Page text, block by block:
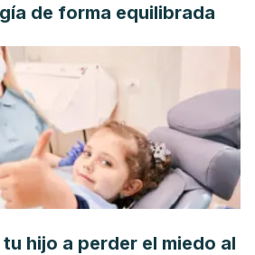
de forma equilibrada
hijo a perder el miedo al